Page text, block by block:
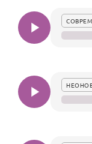
превращая